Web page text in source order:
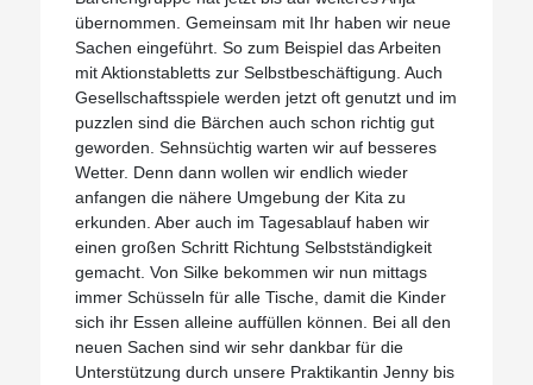
übernommen. Gemeinsam mit Ihr haben wir neue
Sachen eingeführt. So zum Beispiel das Arbeiten
mit Aktionstabletts zur Selbstbeschäftigung. Auch
Gesellschaftsspiele werden jetzt oft genutzt und im
puzzlen sind die Bärchen auch schon richtig gut
geworden. Sehnsüchtig warten wir auf besseres
Wetter. Denn dann wollen wir endlich wieder
anfangen die nähere Umgebung der Kita zu
erkunden. Aber auch im Tagesablauf haben wir
einen großen Schritt Richtung Selbstständigkeit
gemacht. Von Silke bekommen wir nun mittags
immer Schüsseln für alle Tische, damit die Kinder
sich ihr Essen alleine auffüllen können. Bei all den
neuen Sachen sind wir sehr dankbar für die
Unterstützung durch unsere Praktikantin Jenny bis